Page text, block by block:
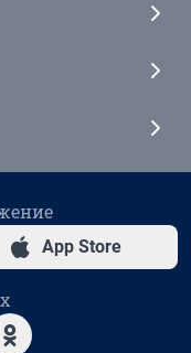
App Store